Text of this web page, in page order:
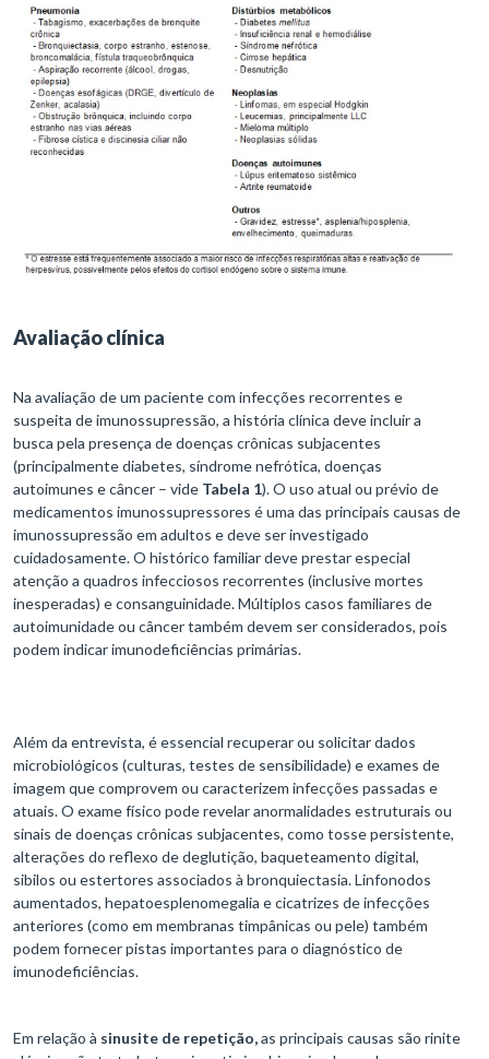
Avaliação clínica
Na avaliação de um paciente com infecções recorrentes e
suspeita de imunossupressão, a história clínica deve incluir a
busca pela presença de doenças crônicas subjacentes
(principalmente diabetes, síndrome nefrótica, doenças
autoimunes e câncer – vide Tabela 1). O uso atual ou prévio de
medicamentos imunossupressores é uma das principais causas de
imunossupressão em adultos e deve ser investigado
cuidadosamente. O histórico familiar deve prestar especial
atenção a quadros infecciosos recorrentes (inclusive mortes
inesperadas) e consanguinidade. Múltiplos casos familiares de
autoimunidade ou câncer também devem ser considerados, pois
podem indicar imunodeficiências primárias.
Além da entrevista, é essencial recuperar ou solicitar dados
microbiológicos (culturas, testes de sensibilidade) e exames de
imagem que comprovem ou caracterizem infecções passadas e
atuais. O exame físico pode revelar anormalidades estruturais ou
sinais de doenças crônicas subjacentes, como tosse persistente,
alterações do reflexo de deglutição, baqueteamento digital,
sibilos ou estertores associados à bronquiectasia. Linfonodos
aumentados, hepatoesplenomegalia e cicatrizes de infecções
anteriores (como em membranas timpânicas ou pele) também
podem fornecer pistas importantes para o diagnóstico de
imunodeficiências.
Em relação à sinusite de repetição,as principais causas são rinite